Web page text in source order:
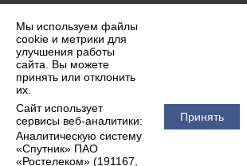
Мы используем файлы
cookie и метрики для
улучшения работы
сайта. Вы можете
принять или отклонить
их.
Сайт использует
сервисы веб-аналитики:
Аналитическую систему
«Спутник» ПАО
«Ростелеком» (191167,
Принять
2026 г. krilovskaya.ru
Вход
Карта сайта
Политика обработки персональных данных
Сделано на KubCMS
Разработка и поддержка